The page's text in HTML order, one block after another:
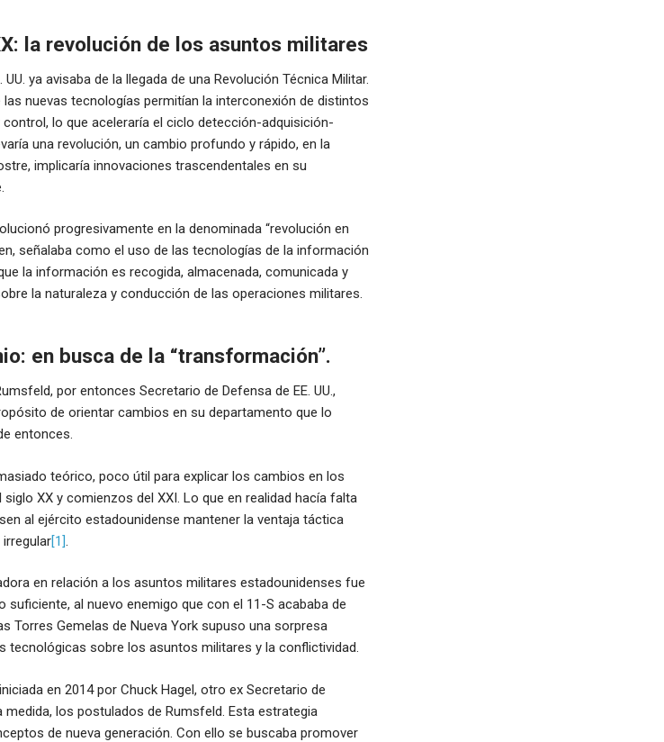
la revolución de los asuntos militares
ya avisaba de la llegada de una Revolución Técnica Militar.
nuevas tecnologías permitían la interconexión de distintos
lo que aceleraría el ciclo detección-adquisición-
una revolución, un cambio profundo y rápido, en la
implicaría innovaciones trascendentales en su
progresivamente en la denominada “revolución en
señalaba como el uso de las tecnologías de la información
la información es recogida, almacenada, comunicada y
la naturaleza y conducción de las operaciones militares.
en busca de la “transformación”.
por entonces Secretario de Defensa de EE. UU.,
de orientar cambios en su departamento que lo
entonces.
teórico, poco útil para explicar los cambios en los
XX y comienzos del XXI. Lo que en realidad hacía falta
al ejército estadounidense mantener la ventaja táctica
[1].
en relación a los asuntos militares estadounidenses fue
al nuevo enemigo que con el 11-S acababa de
Torres Gemelas de Nueva York supuso una sorpresa
tecnológicas sobre los asuntos militares y la conflictividad.
en 2014 por Chuck Hagel, otro ex Secretario de
los postulados de Rumsfeld. Esta estrategia
de nueva generación. Con ello se buscaba promover